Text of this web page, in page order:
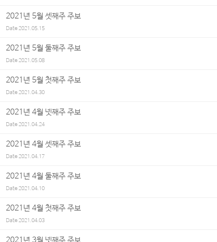
2021년 5월 셋째주 주보
Date2021.05.15
2021년 5월 둘째주 주보
Date2021.05.08
2021년 5월 첫째주 주보
Date2021.04.30
2021년 4월 넷째주 주보
Date2021.04.24
2021년 4월 셋째주 주보
Date2021.04.17
2021년 4월 둘째주 주보
Date2021.04.10
2021년 4월 첫째주 주보
Date2021.04.03